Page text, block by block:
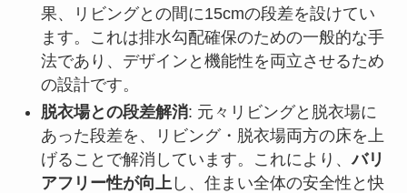
果、リビングとの間に15cmの段差を設けてい
ます。これは排水勾配確保のための一般的な手
法であり、デザインと機能性を両立させるため
の設計です。
脱衣場との段差解消: 元々リビングと脱衣場に
あった段差を、リビング・脱衣場両方の床を上
げることで解消しています。これにより、バリ
アフリー性が向上 し、住まい全体の安全性と快